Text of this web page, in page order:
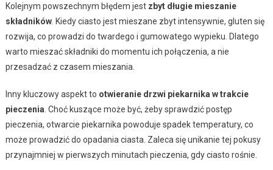
Kolejnym powszechnym błędem jest zbyt długie mieszanie
składników. Kiedy ciasto jest mieszane zbyt intensywnie, gluten się
rozwija, co prowadzi do twardego i gumowatego wypieku. Dlatego
warto mieszać składniki do momentu ich połączenia, a nie
przesadzać z czasem mieszania.
Inny kluczowy aspekt to otwieranie drzwi piekarnika w trakcie
pieczenia . Choć kuszące może być, żeby sprawdzić postęp
pieczenia, otwarcie piekarnika powoduje spadek temperatury, co
może prowadzić do opadania ciasta. Zaleca się unikanie tej pokusy
przynajmniej w pierwszych minutach pieczenia, gdy ciasto rośnie.